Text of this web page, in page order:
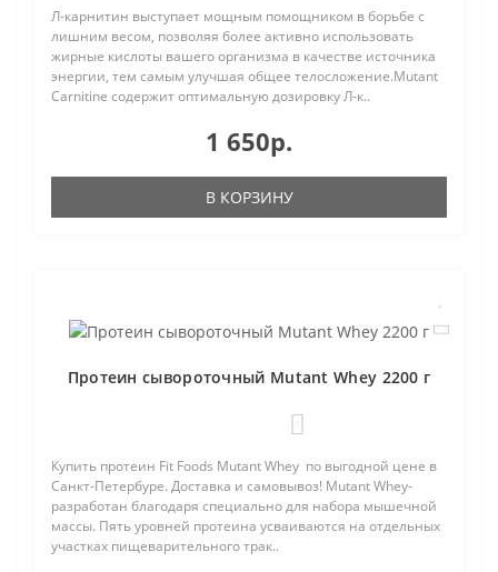
Л-карнитин выступает мощным помощником в борьбе с
лишним весом, позволяя более активно использовать
жирные кислоты вашего организма в качестве источника
энергии, тем самым улучшая общее телосложение.Mutant
Carnitine содержит оптимальную дозировку Л-к..
1 650р.
В КОРЗИНУ
Протеин сывороточный Mutant Whey 2200 г
Купить протеин Fit Foods Mutant Whey по выгодной цене в
Санкт-Петербуре. Доставка и самовывоз! Mutant Whey-
разработан благодаря специально для набора мышечной
массы. Пять уровней протеина усваиваются на отдельных
участках пищеварительного трак..